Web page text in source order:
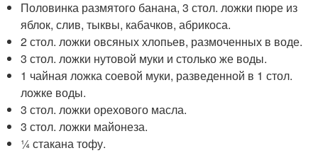
Половинка размятого банана, 3 стол. ложки пюре из
яблок, слив, тыквы, кабачков, абрикоса.
2 стол. ложки овсяных хлопьев, размоченных в воде.
3 стол. ложки нутовой муки и столько же воды.
1 чайная ложка соевой муки, разведенной в 1 стол.
ложке воды.
3 стол. ложки орехового масла.
3 стол. ложки майонеза.
¼ стакана тофу.